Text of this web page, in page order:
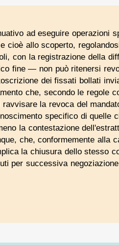
ad eseguire operazioni
cioè allo scoperto,
con la registrazione della
fine — non può ritenersi
dei fissati bollati
che, secondo le regole
la revoca del
specifico di quelle
la contestazione
che, conformemente alla
la chiusura dello stesso
per successiva